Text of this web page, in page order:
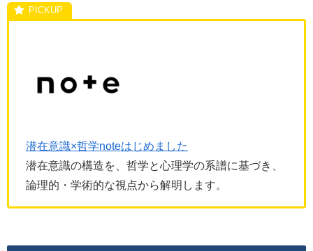
潜在意識×哲学noteはじめました
潜在意識の構造を、哲学と心理学の系譜に基づき、
論理的・学術的な視点から解明します。